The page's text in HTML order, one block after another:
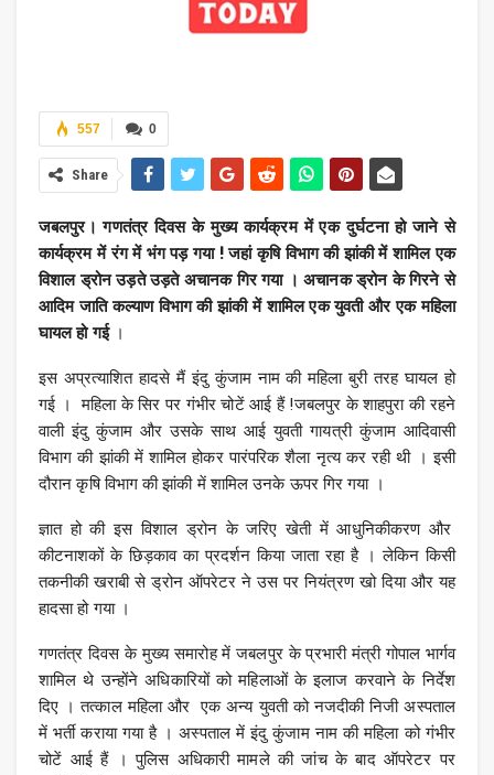
0
557
Share
जबलपुर। गणतंत्र दिवस के मुख्य कार्यक्रम में एक दुर्घटना हो जाने से
कार्यक्रम में रंग में भंग पड़ गया ! जहां कृषि विभाग की झांकी में शामिल एक
विशाल ड्रोन उड़ते उड़ते अचानक गिर गया । अचानक ड्रोन के गिरने से
आदिम जाति कल्याण विभाग की झांकी में शामिल एक युवती और एक महिला
घायल हो गई ।
इस अप्रत्याशित हादसे मैं इंदु कुंजाम नाम की महिला बुरी तरह घायल हो
गई । महिला के सिर पर गंभीर चोटें आई हैं !जबलपुर के शाहपुरा की रहने
वाली इंदु कुंजाम और उसके साथ आई युवती गायत्री कुंजाम आदिवासी
विभाग की झांकी में शामिल होकर पारंपरिक शैला नृत्य कर रही थी । इसी
दौरान कृषि विभाग की झांकी में शामिल उनके ऊपर गिर गया ।
ज्ञात हो की इस विशाल ड्रोन के जरिए खेती में आधुनिकीकरण और
कीटनाशकों के छिड़काव का प्रदर्शन किया जाता रहा है । लेकिन किसी
तकनीकी खराबी से ड्रोन ऑपरेटर ने उस पर नियंत्रण खो दिया और यह
हादसा हो गया ।
गणतंत्र दिवस के मुख्य समारोह में जबलपुर के प्रभारी मंत्री गोपाल भार्गव
शामिल थे उन्होंने अधिकारियों को महिलाओं के इलाज करवाने के निर्देश
दिए । तत्काल महिला और एक अन्य युवती को नजदीकी निजी अस्पताल
में भर्ती कराया गया है । अस्पताल में इंदु कुंजाम नाम की महिला को गंभीर
चोटें आई हैं । पुलिस अधिकारी मामले की जांच के बाद ऑपरेटर पर